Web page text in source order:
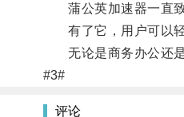
蒲公英加速器一直致
有了它，用户可以轻
无论是商务办公还是
#3#
评论